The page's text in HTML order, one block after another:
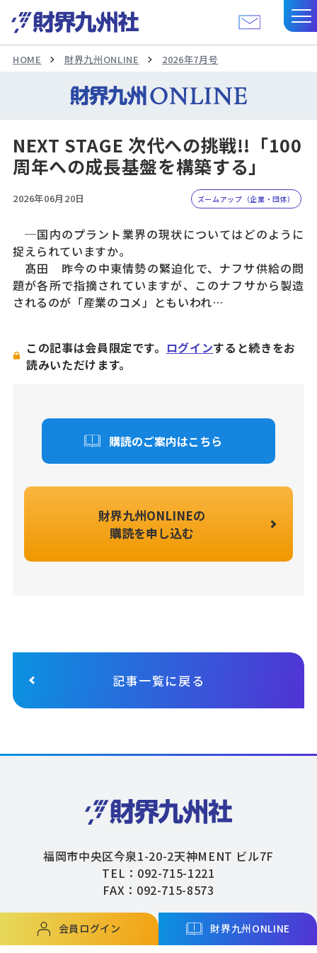
HOME 財界九州ONLINE 2026年7月号
NEXT STAGE 次代への挑戦!!「100
周年への成長基盤を構築する」
2026年06月20日 ズームアップ（企業・団体）
─国内のプラント業界の現状についてはどのように
捉えられていますか。
髙田 昨今の中東情勢の緊迫化で、ナフサ供給の問
題が各所で指摘されていますが、このナフサから製造
されるのが「産業のコメ」ともいわれ…
この記事は会員限定です。 ログインすると続きをお
読みいただけます。
購読のご案内はこちら
財界九州ONLINEの
購読を申し込む
記事一覧に戻る
会員ログイン 財界九州ONLINE
福岡市中央区今泉1-20-2天神MENT ビル7F
TEL：092-715-1221
FAX：092-715-8573
Copyright © ZAIKAIKYUSHU Co,.Ltd. All Rights Reserved.